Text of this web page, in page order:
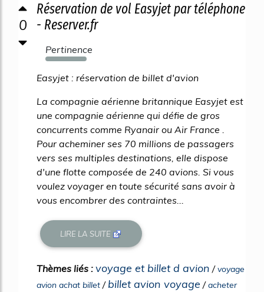
0
Réservation de vol Easyjet par téléphone
- Reserver.fr
Pertinence
169%
Easyjet : réservation de billet d'avion
La compagnie aérienne britannique Easyjet est
une compagnie aérienne qui défie de gros
concurrents comme Ryanair ou Air France .
Pour acheminer ses 70 millions de passagers
vers ses multiples destinations, elle dispose
d'une flotte composée de 240 avions. Si vous
voulez voyager en toute sécurité sans avoir à
vous encombrer des contraintes...
LIRE LA SUITE
Thèmes liés : voyage et billet d avion /voyage
avion achat billet / billet avion voyage /acheter